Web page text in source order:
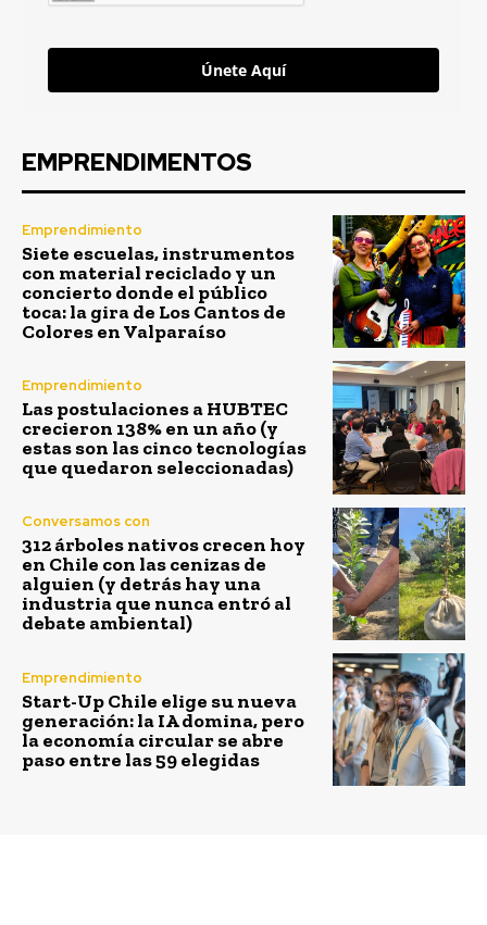
Únete Aquí
EMPRENDIMENTOS
Emprendimiento
Siete escuelas, instrumentos
con material reciclado y un
concierto donde el público
toca: la gira de Los Cantos de
Colores en Valparaíso
Emprendimiento
Las postulaciones a HUBTEC
crecieron 138% en un año (y
estas son las cinco tecnologías
que quedaron seleccionadas)
Conversamos con
312 árboles nativos crecen hoy
en Chile con las cenizas de
alguien (y detrás hay una
industria que nunca entró al
debate ambiental)
Emprendimiento
Start-Up Chile elige su nueva
generación: la IA domina, pero
la economía circular se abre
paso entre las 59 elegidas